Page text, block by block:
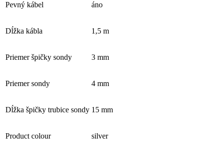
Pevný kábel áno
Dĺžka kábla 1,5 m
Priemer špičky sondy 3 mm
Priemer sondy 4 mm
Dĺžka špičky trubice sondy 15 mm
Product colour silver